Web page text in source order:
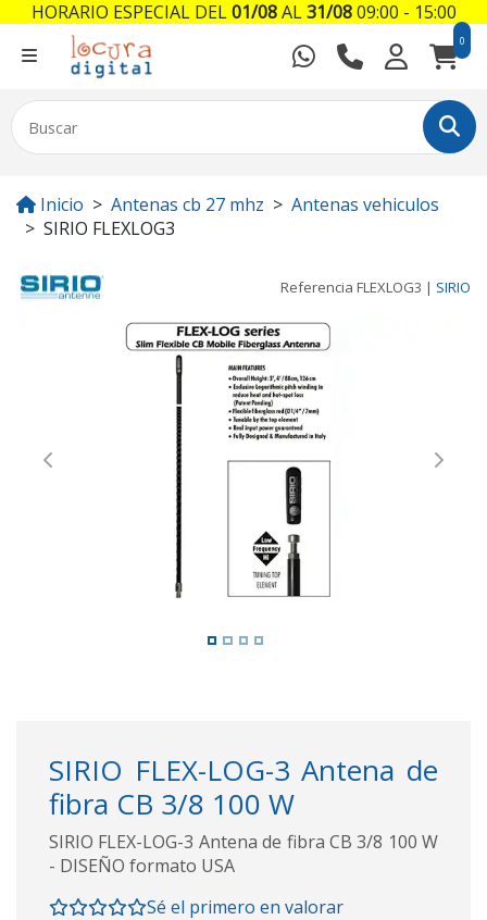
0
Inicio Antenas cb 27 mhz
Antenas vehiculos
SIRIO FLEXLOG3
Referencia FLEXLOG3 | SIRIO
Previous Next
SIRIO FLEX-LOG-3 Antena de
fibra CB 3/8 100 W
SIRIO FLEX-LOG-3 Antena de fibra CB 3/8 100 W
- DISEÑO formato USA
Sé el primero en valorar
HORARIO ESPECIAL DEL01/08AL31/0809:00 - 15:00